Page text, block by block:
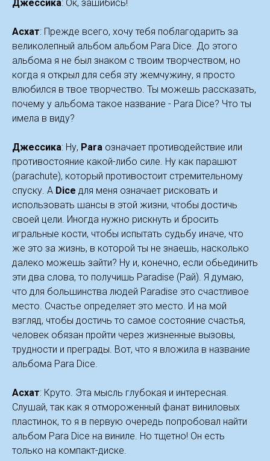
Джессика: Ок, зашибись!
Асхат: Прежде всего, хочу тебя поблагодарить за
великолепный альбом альбом Para Dice. До этого
альбома я не был знаком с твоим творчеством, но
когда я открыл для себя эту жемчужину, я просто
влюбился в твое творчество. Ты можешь рассказать,
почему у альбома такое название - Para Dice? Что ты
имела в виду?
Джессика: Ну, Para означает противодействие или
противостояние какой-либо силе. Ну как парашют
(parachute), который противостоит стремительному
спуску. А Dice для меня означает рисковать и
использовать шансы в этой жизни, чтобы достичь
своей цели. Иногда нужно рискнуть и бросить
игральные кости, чтобы испытать судьбу иначе, что
же это за жизнь, в которой ты не знаешь, насколько
далеко можешь зайти? Ну и, конечно, если обьединить
эти два слова, то получишь Paradise (Рай). Я думаю,
что для большинства людей Paradise это счастливое
место. Счастье определяет это место. И на мой
взгляд, чтобы достичь то самое состояние счастья,
человек обязан пройти через жизненные вызовы,
трудности и преграды. Вот, что я вложила в название
альбома Para Dice.
Асхат: Круто. Эта мысль глубокая и интересная.
Слушай, так как я отмороженный фанат виниловых
пластинок, то я в первую очередь попробовал найти
альбом Para Dice на виниле. Но тщетно! Он есть
только на компакт-диске.